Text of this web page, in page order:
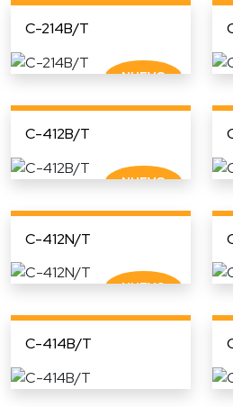
C-214B/T
C-412B/T
C-412N/T
C-414B/T